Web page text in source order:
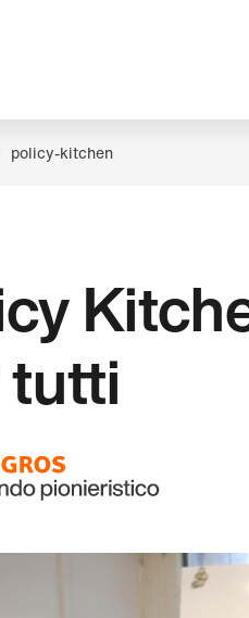
policy-kitchen